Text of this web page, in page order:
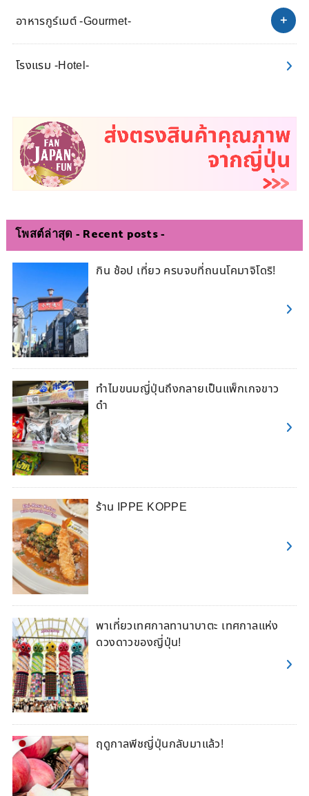
อาหารกูร์เมต์ -Gourmet-
โรงแรม -Hotel-
โพสต์ล่าสุด - Recent posts -
กิน ช้อป เที่ยว ครบจบที่ถนนโคมาจิโดริ!
ทำไมขนมญี่ปุ่นถึงกลายเป็นแพ็กเกจขาว
ดำ
ร้าน IPPE KOPPE
พาเที่ยวเทศกาลทานาบาตะ เทศกาลแห่ง
ดวงดาวของญี่ปุ่น!
ฤดูกาลพีชญี่ปุ่นกลับมาแล้ว!